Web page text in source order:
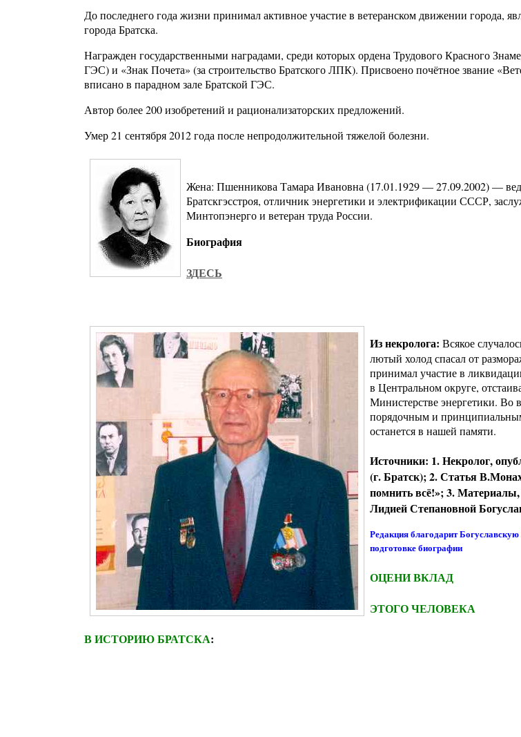
До последнего года жизни принимал активное участие в ветеранском движении города,
города Братска.
Награжден государственными наградами, среди которых ордена Трудового Красного
ГЭС) и «Знак Почета» (за строительство Братского ЛПК). Присвоено почётное звание
вписано в парадном зале Братской ГЭС.
Автор более 200 изобретений и рационализаторских предложений.
Умер 21 сентября 2012 года после непродолжительной тяжелой болезни.
Жена: Пшенникова Тамара Ивановна (17.01.1929 — 27.09.2002) —
Братскгэсстроя, отличник энергетики и электрификации СССР,
Минтопэнерго и ветеран труда России.
Биография
ЗДЕСЬ
Из некролога: Всякое
лютый холод спасал от
принимал участие в
в Центральном округе,
Министерстве энергетики. Во
порядочным и
останется в нашей памяти.
Источники: 1. Некролог,
(г. Братск); 2. Статья
помнить всё!»; 3.
Лидией Степановной
Редакция благодарит
подготовке биографии
ОЦЕНИ ВКЛАД
ЭТОГО ЧЕЛОВЕКА
В ИСТОРИЮ БРАТСКА: